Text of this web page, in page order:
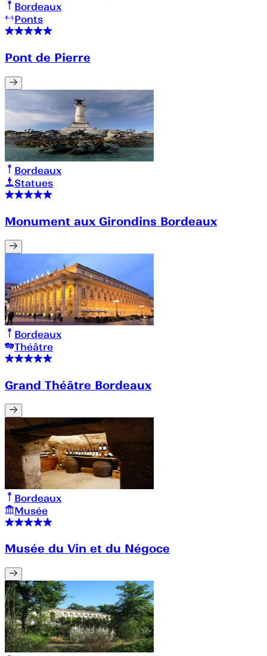
Bordeaux
Ponts
Pont de Pierre
Bordeaux
Statues
Monument aux Girondins Bordeaux
Bordeaux
Théâtre
Grand Théâtre Bordeaux
Bordeaux
Musée
Musée du Vin et du Négoce